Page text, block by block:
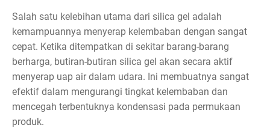
Salah satu kelebihan utama dari silica gel adalah
kemampuannya menyerap kelembaban dengan sangat
cepat. Ketika ditempatkan di sekitar barang-barang
berharga, butiran-butiran silica gel akan secara aktif
menyerap uap air dalam udara. Ini membuatnya sangat
efektif dalam mengurangi tingkat kelembaban dan
mencegah terbentuknya kondensasi pada permukaan
produk.